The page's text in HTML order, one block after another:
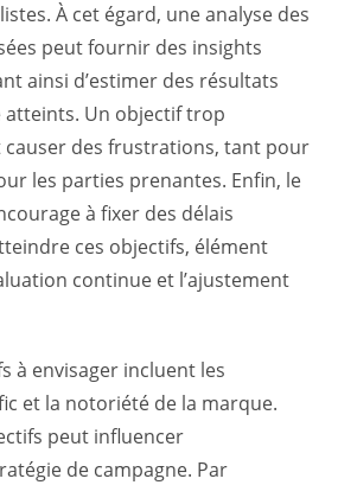
À cet égard, une analyse des
peut fournir des insights
ainsi d’estimer des résultats
atteints. Un objectif trop
des frustrations, tant pour
les parties prenantes. Enfin, le
à fixer des délais
ces objectifs, élément
continue et l’ajustement
à envisager incluent les
et la notoriété de la marque.
peut influencer
de campagne. Par